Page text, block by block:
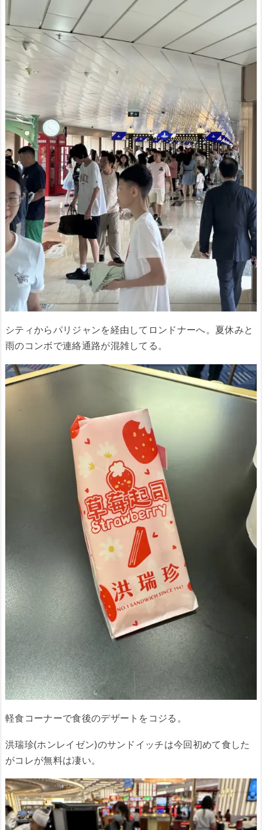
シティからパリジャンを経由してロンドナーへ。夏休みと
雨のコンボで連絡通路が混雑してる。
軽食コーナーで食後のデザートをコジる。
洪瑞珍(ホンレイゼン)のサンドイッチは今回初めて食した
がコレが無料は凄い。